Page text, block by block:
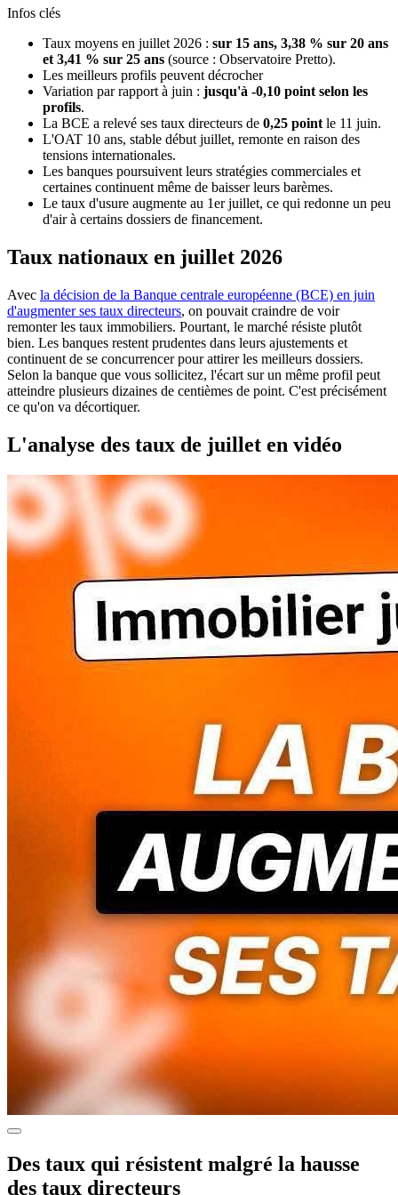
Infos clés
Taux moyens en juillet 2026 : sur 15 ans, 3,38 % sur 20 ans
et 3,41 % sur 25 ans (source : Observatoire Pretto).
Les meilleurs profils peuvent décrocher
Variation par rapport à juin : jusqu'à -0,10 point selon les
profils.
La BCE a relevé ses taux directeurs de 0,25 point le 11 juin.
L'OAT 10 ans, stable début juillet, remonte en raison des
tensions internationales.
Les banques poursuivent leurs stratégies commerciales et
certaines continuent même de baisser leurs barèmes.
Le taux d'usure augmente au 1er juillet, ce qui redonne un peu
d'air à certains dossiers de financement.
Taux nationaux en juillet 2026
Avec la décision de la Banque centrale européenne (BCE) en juin
d'augmenter ses taux directeurs, on pouvait craindre de voir
remonter les taux immobiliers. Pourtant, le marché résiste plutôt
bien. Les banques restent prudentes dans leurs ajustements et
continuent de se concurrencer pour attirer les meilleurs dossiers.
Selon la banque que vous sollicitez, l'écart sur un même profil peut
atteindre plusieurs dizaines de centièmes de point. C'est précisément
ce qu'on va décortiquer.
L'analyse des taux de juillet en vidéo
Des taux qui résistent malgré la hausse
des taux directeurs